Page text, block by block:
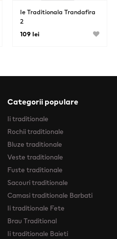
Ie Traditionala Trandafira
2
109 lei
Categorii populare
Ii traditionale
Rochii traditionale
Bluze traditionale
Veste traditionale
Fuste traditionale
Sacouri traditionale
Camasi traditionale Barbati
Ii traditionale Fete
Brau Traditional
Ii traditionale Baieti